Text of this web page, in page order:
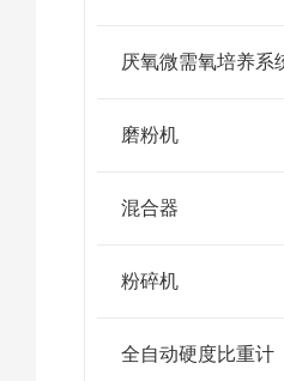
厌氧微需氧培养系
磨粉机
混合器
粉碎机
全自动硬度比重计